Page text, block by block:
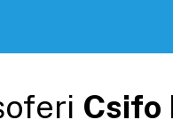
Csifo